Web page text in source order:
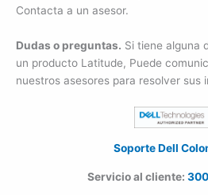
Contacta a un asesor.
Dudas o preguntas. Si tiene alguna
un producto Latitude, Puede
nuestros asesores para resolver sus
Soporte Dell
Servicio al cliente: